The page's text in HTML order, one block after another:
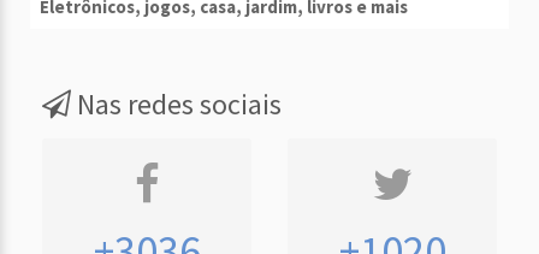
Eletrônicos, jogos, casa, jardim, livros e mais
Nas redes sociais